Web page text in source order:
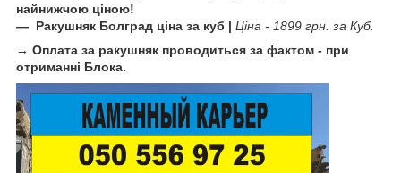
найнижчою ціною!
— Ракушняк Болград ціна за куб | Ціна - 1899 грн. за Куб.
→ Оплата за ракушняк проводиться за фактом - при
отриманні Блока.